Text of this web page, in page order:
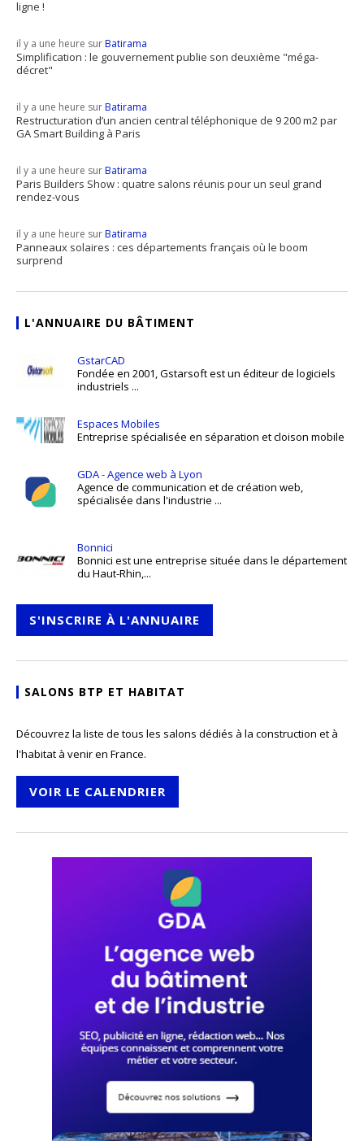
ligne !
il y a une heure surBatirama
Simplification : le gouvernement publie son deuxième "méga-
décret"
il y a une heure surBatirama
Restructuration d’un ancien central téléphonique de 9 200 m2 par
GA Smart Building à Paris
il y a une heure surBatirama
Paris Builders Show : quatre salons réunis pour un seul grand
rendez-vous
il y a une heure surBatirama
Panneaux solaires : ces départements français où le boom
surprend
L'ANNUAIRE DU BÂTIMENT
GstarCAD
Fondée en 2001, Gstarsoft est un éditeur de logiciels
industriels ...
Espaces Mobiles
Entreprise spécialisée en séparation et cloison mobile
GDA - Agence web à Lyon
Agence de communication et de création web,
spécialisée dans l'industrie ...
Bonnici
Bonnici est une entreprise située dans le département
du Haut-Rhin,...
S'INSCRIRE À L'ANNUAIRE
SALONS BTP ET HABITAT
Découvrez la liste de tous les salons dédiés à la construction et à
l'habitat à venir en France.
VOIR LE CALENDRIER